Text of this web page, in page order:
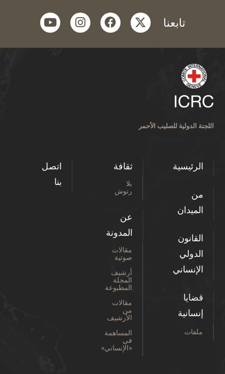
تابعنا twitter
facebook
instagram
youtube
اللجنة الدولية للصليب الأحمر
الرئيسية
من
الميدان
القانون
الدولي
الإنساني
قضايا
إنسانية
ملفات
ثقافة
بلا
رتوش
عن
المدونة
مقالات
صوتية
أرشيف
المجلة
المطبوعة
مقالات
من
الأرشيف
المساهمة
في
«الإنساني»
اتصل
بنا